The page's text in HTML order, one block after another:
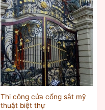
Thi công cửa cổng sắt mỹ
thuật biệt thự